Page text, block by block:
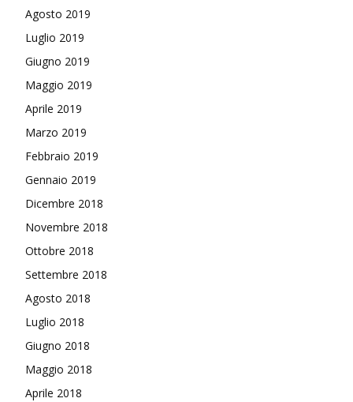
Agosto 2019
Luglio 2019
Giugno 2019
Maggio 2019
Aprile 2019
Marzo 2019
Febbraio 2019
Gennaio 2019
Dicembre 2018
Novembre 2018
Ottobre 2018
Settembre 2018
Agosto 2018
Luglio 2018
Giugno 2018
Maggio 2018
Aprile 2018